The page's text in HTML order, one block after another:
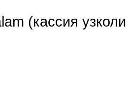
(кассия